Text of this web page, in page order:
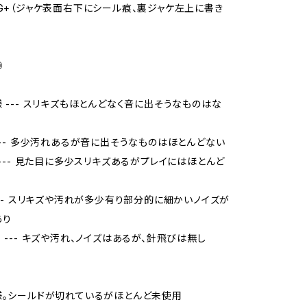
（ジャケ表面右下にシール痕、裏ジャケ左上に書き
スリキズもほとんどなく音に出そうなものはな
多少汚れあるが音に出そうなものはほとんどない
見た目に多少スリキズあるがプレイにはほとんど
リキズや汚れが多少有り部分的に細かいノイズが
キズや汚れ、ノイズはあるが、針飛びは無し
シールドが切れているがほとんど未使用